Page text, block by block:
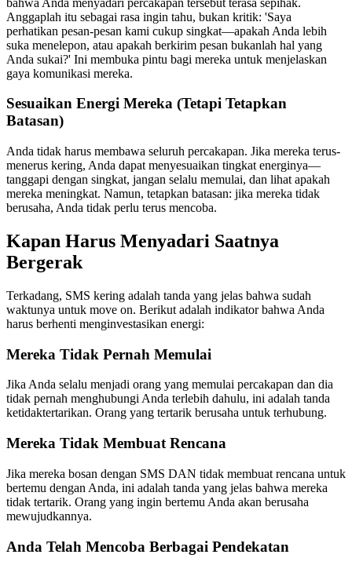
Anggaplah itu sebagai rasa ingin tahu, bukan kritik: 'Saya
perhatikan pesan-pesan kami cukup singkat—apakah Anda lebih
suka menelepon, atau apakah berkirim pesan bukanlah hal yang
Anda sukai?' Ini membuka pintu bagi mereka untuk menjelaskan
gaya komunikasi mereka.
Sesuaikan Energi Mereka (Tetapi Tetapkan
Batasan)
Anda tidak harus membawa seluruh percakapan. Jika mereka terus-
menerus kering, Anda dapat menyesuaikan tingkat energinya—
tanggapi dengan singkat, jangan selalu memulai, dan lihat apakah
mereka meningkat. Namun, tetapkan batasan: jika mereka tidak
berusaha, Anda tidak perlu terus mencoba.
Kapan Harus Menyadari Saatnya
Bergerak
Terkadang, SMS kering adalah tanda yang jelas bahwa sudah
waktunya untuk move on. Berikut adalah indikator bahwa Anda
harus berhenti menginvestasikan energi:
Mereka Tidak Pernah Memulai
Jika Anda selalu menjadi orang yang memulai percakapan dan dia
tidak pernah menghubungi Anda terlebih dahulu, ini adalah tanda
ketidaktertarikan. Orang yang tertarik berusaha untuk terhubung.
Mereka Tidak Membuat Rencana
Jika mereka bosan dengan SMS DAN tidak membuat rencana untuk
bertemu dengan Anda, ini adalah tanda yang jelas bahwa mereka
tidak tertarik. Orang yang ingin bertemu Anda akan berusaha
mewujudkannya.
Anda Telah Mencoba Berbagai Pendekatan